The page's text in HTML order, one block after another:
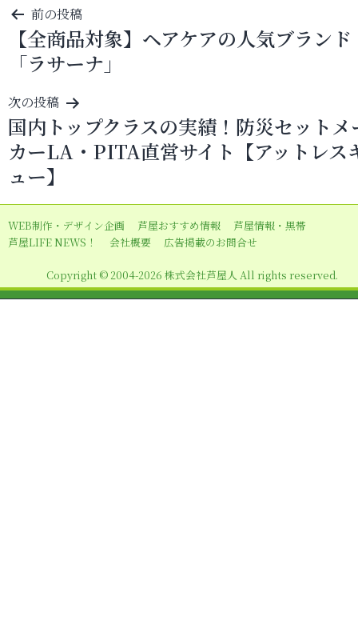
投
稿
ナ
ビ
ゲ
ー
シ
ョ
ン
前の投稿
【全商品対象】ヘアケアの人気ブランド
「ラサーナ」
次の投稿
国内トップクラスの実績！防災セットメ
カーLA・PITA直営サイト【アットレス
ュー】
WEB制作・デザイン企画 芦屋おすすめ情報
芦屋情報・黒帯
芦屋LIFE NEWS！
会社概要 広告掲載のお問合せ
Copyright © 2004-2026 株式会社芦屋人 All rights reserved.